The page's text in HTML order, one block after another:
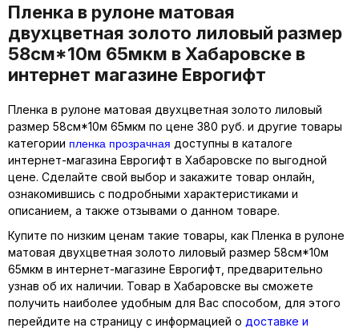
Пленка в рулоне матовая
двухцветная золото лиловый размер
58см*10м 65мкм в Хабаровске в
интернет магазине Еврогифт
Пленка в рулоне матовая двухцветная золото лиловый
размер 58см*10м 65мкм по цене 380 руб. и другие товары
категории пленка прозрачная доступны в каталоге
интернет-магазина Еврогифт в Хабаровске по выгодной
цене. Сделайте свой выбор и закажите товар онлайн,
ознакомившись с подробными характеристиками и
описанием, а также отзывами о данном товаре.
Купите по низким ценам такие товары, как Пленка в рулоне
матовая двухцветная золото лиловый размер 58см*10м
65мкм в интернет-магазине Еврогифт, предварительно
узнав об их наличии. Товар в Хабаровске вы сможете
получить наиболее удобным для Вас способом, для этого
перейдите на страницу с информацией о доставке и